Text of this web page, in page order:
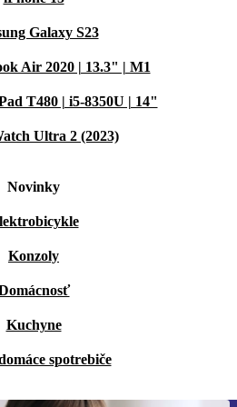
Galaxy S23
Air 2020 | 13.3" | M1
T480 | i5-8350U | 14"
Ultra 2 (2023)
Novinky
Konzoly
Kuchyne
spotrebiče